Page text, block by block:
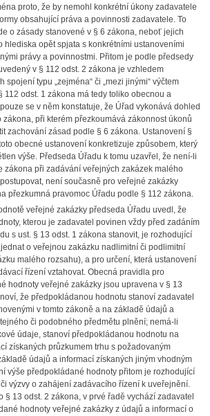
proto, že by nemohl konkrétní úkony zadavatele
obsahující práva a povinnosti zadavatele. To
o zásady stanovené v § 6 zákona, neboť jejich
hlediska opět spjata s konkrétními ustanoveními
právy a povinnostmi. Přitom je podle předsedy
v § 112 odst. 2 zákona je vzhledem
spojení typu „zejména“ či „mezi jinými“ výčtem
112 odst. 1 zákona má tedy toliko obecnou a
se v něm konstatuje, že Úřad vykonává dohled
při kterém přezkoumává zákonnost úkonů
zachování zásad podle § 6 zákona. Ustanovení §
obecné ustanovení konkretizuje způsobem, který
výše. Předseda Úřadu k tomu uzavřel, že není-li
zákona při zadávání veřejných zakázek malého
není současně pro veřejné zakázky
přezkumná pravomoc Úřadu podle § 112 zákona.
veřejné zakázky předseda Úřadu uvedl, že
kterou je zadavatel povinen vždy před zadáním
s ust. § 13 odst. 1 zákona stanovit, je rozhodující
o veřejnou zakázku nadlimitní či podlimitní
malého rozsahu), a pro určení, která ustanovení
řízení vztahovat. Obecná pravidla pro
hodnoty veřejné zakázky jsou upravena v § 13
že předpokládanou hodnotu stanoví zadavatel
v tomto zákoně a na základě údajů a
či podobného předmětu plnění; nemá-li
údaje, stanoví předpokládanou hodnotu na
získaných průzkumem trhu s požadovaným
údajů a informací získaných jiným vhodným
výše předpokládané hodnoty přitom je rozhodující
výzvy o zahájení zadávacího řízení k uveřejnění.
§ 13 odst. 2 zákona, v prvé řadě vychází zadavatel
hodnoty veřejné zakázky z údajů a informací o